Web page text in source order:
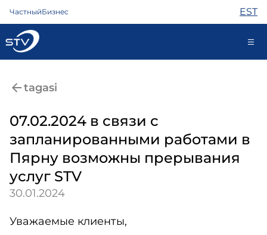
ЧастныйБизнес EST
Интернет
ТВ
Телефон
Охрана
Помощь
Магазин
Новости
Контакты
tagasi
07.02.2024 в связи с
запланированными работами в
Пярну возможны прерывания
услуг STV
30.01.2024
Уважаемые клиенты,